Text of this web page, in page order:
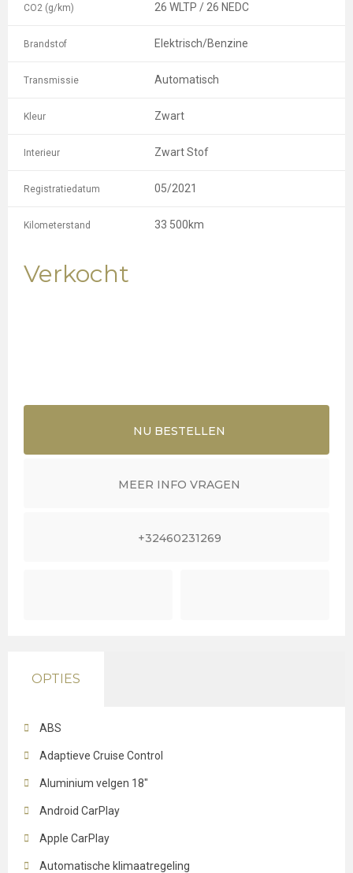
CO2 (g/km) 26 WLTP / 26 NEDC
Brandstof Elektrisch/Benzine
Transmissie Automatisch
Kleur Zwart
Interieur Zwart Stof
Registratiedatum 05/2021
Kilometerstand 33 500km
Verkocht
NU BESTELLEN
MEER INFO VRAGEN
+32460231269
OPTIES
ABS
Adaptieve Cruise Control
Aluminium velgen 18"
Android CarPlay
Apple CarPlay
Automatische klimaatregeling